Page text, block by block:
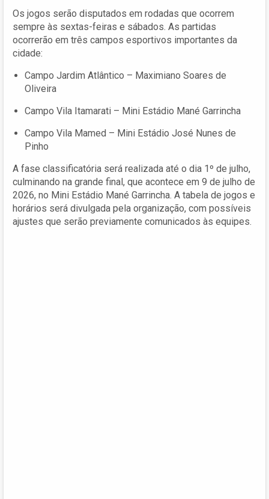
Os jogos serão disputados em rodadas que ocorrem
sempre às sextas-feiras e sábados. As partidas
ocorrerão em três campos esportivos importantes da
cidade:
Campo Jardim Atlântico – Maximiano Soares de
Oliveira
Campo Vila Itamarati – Mini Estádio Mané Garrincha
Campo Vila Mamed – Mini Estádio José Nunes de
Pinho
A fase classificatória será realizada até o dia 1º de julho,
culminando na grande final, que acontece em 9 de julho de
2026, no Mini Estádio Mané Garrincha. A tabela de jogos e
horários será divulgada pela organização, com possíveis
ajustes que serão previamente comunicados às equipes.